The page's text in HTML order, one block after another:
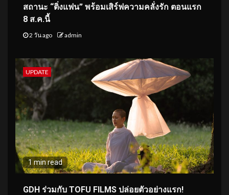
สถานะ “ติ่งแฟน” พร้อมเสิร์ฟความคลั่งรัก ตอนแรก
8 ส.ค.นี้
2 วัน ago admin
UPDATE
1 min read
GDH ร่วมกับ TOFU FILMS ปล่อยตัวอย่างแรก!